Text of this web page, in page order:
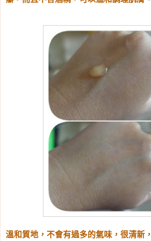
溫和質地，不會有過多的氣味，很清新